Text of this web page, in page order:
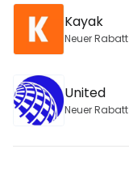
Kayak
Neuer Rabatt
United
Neuer Rabatt